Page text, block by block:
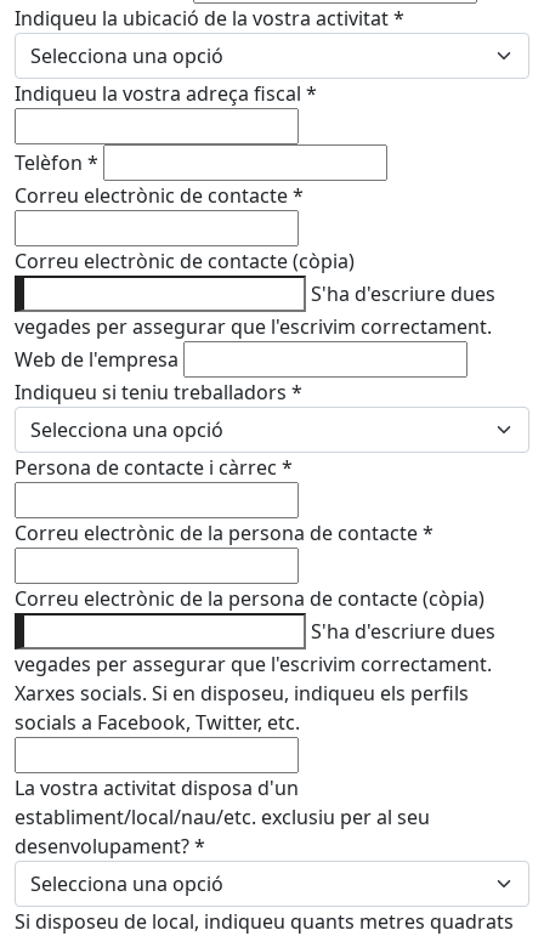
Indiqueu la ubicació de la vostra activitat*
Indiqueu la vostra adreça fiscal *
Telèfon *
Correu electrònic de contacte*
Correu electrònic de contacte (còpia)
S'ha d'escriure dues
vegades per assegurar que l'escrivim correctament.
Web de l'empresa
Indiqueu si teniu treballadors *
Persona de contacte i càrrec *
Correu electrònic de la persona de contacte*
Correu electrònic de la persona de contacte (còpia)
S'ha d'escriure dues
vegades per assegurar que l'escrivim correctament.
Xarxes socials. Si en disposeu, indiqueu els perfils
socials a Facebook, Twitter, etc.
La vostra activitat disposa d'un
establiment/local/nau/etc. exclusiu per al seu
desenvolupament?*
Si disposeu de local, indiqueu quants metres quadrats